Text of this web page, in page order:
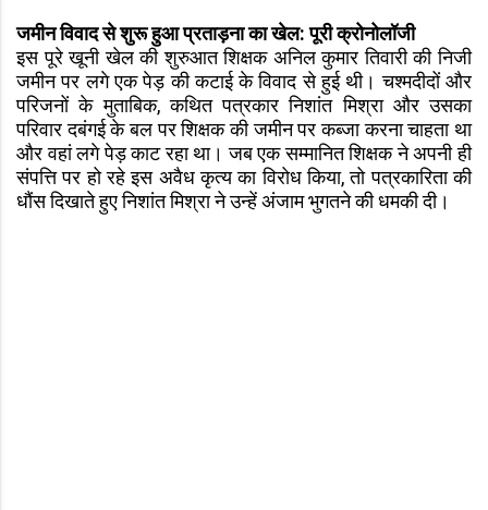
जमीन विवाद से शुरू हुआ प्रताड़ना का खेल: पूरी क्रोनोलॉजी
इस पूरे खूनी खेल की शुरुआत शिक्षक अनिल कुमार तिवारी की निजी
जमीन पर लगे एक पेड़ की कटाई के विवाद से हुई थी। चश्मदीदों और
परिजनों के मुताबिक, कथित पत्रकार निशांत मिश्रा और उसका
परिवार दबंगई के बल पर शिक्षक की जमीन पर कब्जा करना चाहता था
और वहां लगे पेड़ काट रहा था। जब एक सम्मानित शिक्षक ने अपनी ही
संपत्ति पर हो रहे इस अवैध कृत्य का विरोध किया, तो पत्रकारिता की
धौंस दिखाते हुए निशांत मिश्रा ने उन्हें अंजाम भुगतने की धमकी दी।